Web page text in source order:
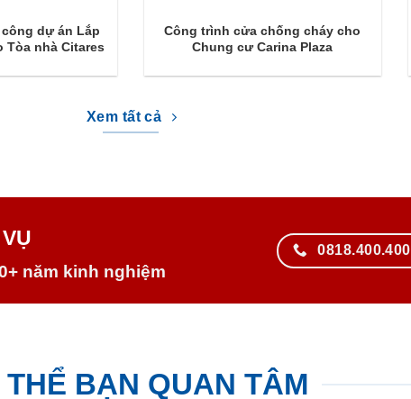
dự án Lắp
Tòa nhà Citares
Công trình cửa chống cháy cho
Chung cư Carina Plaza
Xem tất cả
năm kinh nghiệm
0818.400.400
THỂ BẠN QUAN TÂM